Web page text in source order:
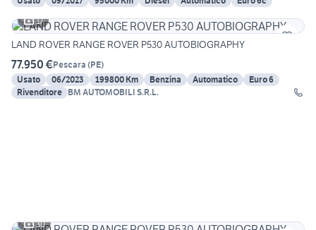
17
LAND ROVER RANGE ROVER P530 AUTOBIOGRAPHY
77.950 €Pescara (PE)
Usato
06/2023 199800 Km Benzina Automatico
Euro 6
Rivenditore BM AUTOMOBILI S.R.L.
30